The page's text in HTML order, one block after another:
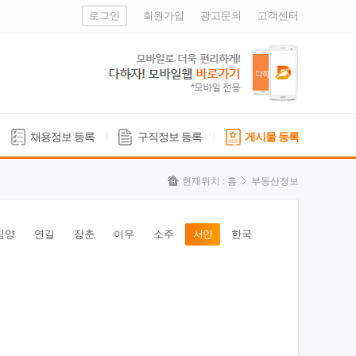
로그인 회원가입 광고문의 고객센터
채용정보 등록 구직정보 등록 게시물 등록
현재위치 : 홈 부동산정보
양 연길 장춘 이우 소주 서안 한국